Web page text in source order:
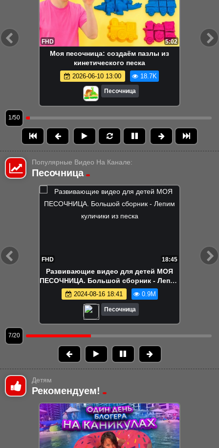
FHD 5:02
Моя песочница: создаём пазлы из
кинетического песка
2026-06-10 13:00 18.7K
Песочница
1/50
Популярные Видео На Канале:
Песочница
FHD 22:15
Ам Ням в поиске вкусняшек!
Развивающие видео про игрушки
2024-08-12 18:04 840.0K
Песочница
8/20
Детям
Рекомендуем!